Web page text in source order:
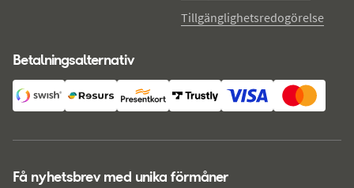
Tillgänglighetsredogörelse
Betalningsalternativ
Få nyhetsbrev med unika förmåner